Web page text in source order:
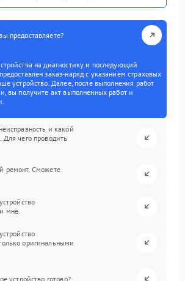
предоставляете?
на диагностику и последующий
заказ-наряд с указанием страховых
устройство. Далее, после выполнения работ
вы получите акт выполненных работ и
и какой
чего проводить
ремонт. Сможете
мне.
оригинальными
устройство готово?